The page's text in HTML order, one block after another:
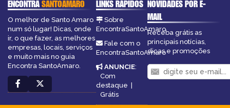
ENCONTRASANTOAMARO
O melhor de Santo Amaro
num só lugar! Dicas, onde
ir, o que fazer, as melhores
empresas, locais, serviços
e muito mais no guia
Encontra SantoAmaro.
LINKS RÁPIDOS
Sobre
EncontraSantoAmaro
Fale com o
EncontraSantoAmaro
ANUNCIE:
Com
destaque
Grátis
NOVIDADES POR E-
MAIL
Receba grátis as
principais notícias,
dicas e promoções